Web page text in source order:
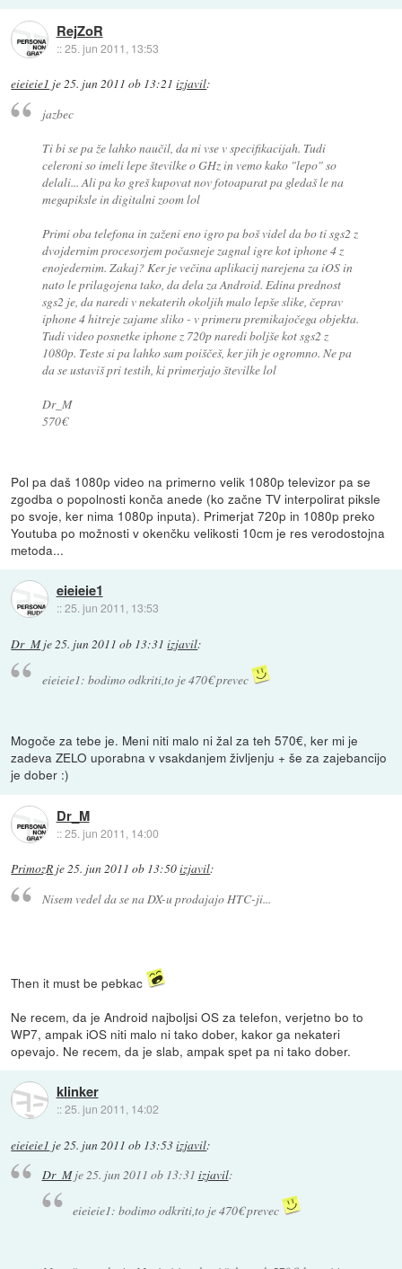
RejZoR
::25. jun 2011, 13:53
eieieie1 je25. jun 2011 ob 13:21 izjavil:
jazbec
Ti bi se pa že lahko naučil, da ni vse v specifikacijah. Tudi
celeroni so imeli lepe številke o GHz in vemo kako "lepo" so
delali... Ali pa ko greš kupovat nov fotoaparat pa gledaš le na
megapiksle in digitalni zoom lol
Primi oba telefona in zaženi eno igro pa boš videl da bo ti sgs2 z
dvojdernim procesorjem počasneje zagnal igre kot iphone 4 z
enojedernim. Zakaj? Ker je večina aplikacij narejena za iOS in
nato le prilagojena tako, da dela za Android. Edina prednost
sgs2 je, da naredi v nekaterih okoljih malo lepše slike, čeprav
iphone 4 hitreje zajame sliko - v primeru premikajočega objekta.
Tudi video posnetke iphone z 720p naredi boljše kot sgs2 z
1080p. Teste si pa lahko sam poiščeš, ker jih je ogromno. Ne pa
da se ustaviš pri testih, ki primerjajo številke lol
Dr_M
570€
Pol pa daš 1080p video na primerno velik 1080p televizor pa se
zgodba o popolnosti konča anede (ko začne TV interpolirat piksle
po svoje, ker nima 1080p inputa). Primerjat 720p in 1080p preko
Youtuba po možnosti v okenčku velikosti 10cm je res verodostojna
metoda...
eieieie1
::25. jun 2011, 13:53
Dr_Mje25. jun 2011 ob 13:31 izjavil:
eieieie1: bodimo odkriti,to je 470€ prevec
Mogoče za tebe je. Meni niti malo ni žal za teh 570€, ker mi je
zadeva ZELO uporabna v vsakdanjem življenju + še za zajebancijo
je dober :)
Dr_M
::25. jun 2011, 14:00
PrimozR je25. jun 2011 ob 13:50izjavil:
Nisem vedel da se na DX-u prodajajo HTC-ji...
Then it must be pebkac
Ne recem, da je Android najboljsi OS za telefon, verjetno bo to
WP7, ampak iOS niti malo ni tako dober, kakor ga nekateri
opevajo. Ne recem, da je slab, ampak spet pa ni tako dober.
klinker
::25. jun 2011, 14:02
eieieie1 je25. jun 2011 ob 13:53izjavil:
Dr_Mje25. jun 2011 ob 13:31 izjavil:
eieieie1: bodimo odkriti,to je 470€ prevec